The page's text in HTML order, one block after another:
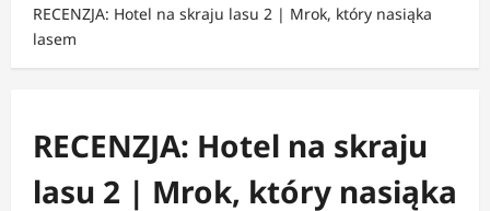
RECENZJA: Hotel na skraju lasu 2 | Mrok, który nasiąka
lasem
RECENZJA: Hotel na skraju
lasu 2 | Mrok, który nasiąka